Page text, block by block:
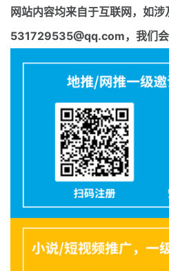
网站内容均来自于互联网，如
531729535@qq.com，我们会